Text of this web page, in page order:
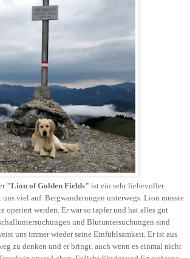
"Lion of Golden Fields" ist ein sehr liebevoller
uns viel auf Bergwanderungen unterwegs. Lion musste
operiert werden . Er war so tapfer und hat alles gut
und Blutuntersuchungen sind
uns immer wieder seine Einfühlsamkeit. Er ist aus
zu denken und er bringt, auch wenn es einmal nicht